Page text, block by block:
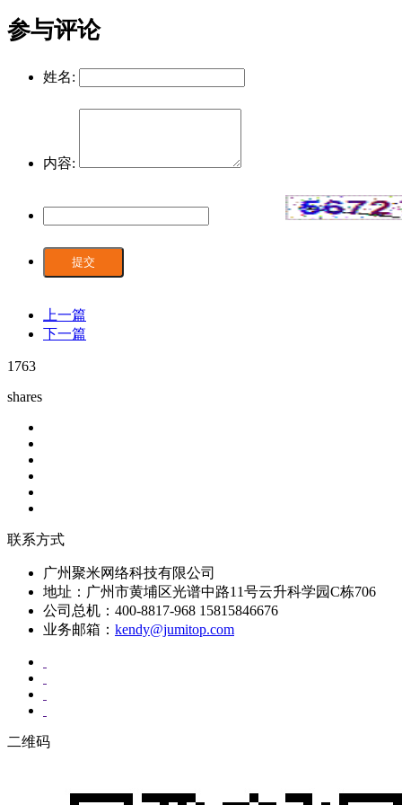
参与评论
姓名:
内容:
提交
上一篇
下一篇
1763
shares
联系方式
广州聚米网络科技有限公司
地址：广州市黄埔区光谱中路11号云升科学园C栋706
公司总机：400-8817-968 15815846676
业务邮箱： kendy@jumitop.com
二维码